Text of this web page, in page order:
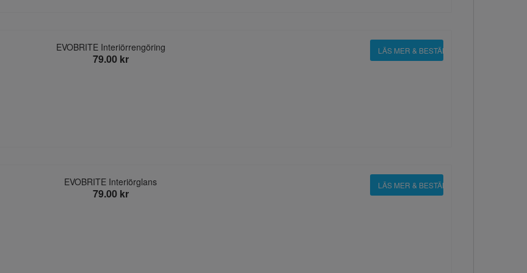
EVOBRITE Interiörrengöring
79.00 kr
LÄS MER & BESTÄLL
EVOBRITE Interiörglans
79.00 kr
LÄS MER & BESTÄLL